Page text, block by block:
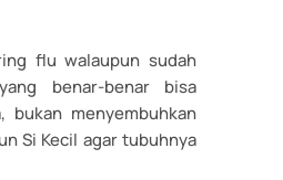
flu walaupun sudah
benar-benar bisa
bukan menyembuhkan
Si Kecil agar tubuhnya